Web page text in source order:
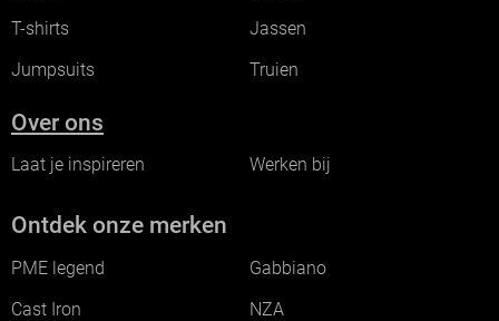
T-shirts
Jassen
Jumpsuits
Truien
Over ons
Laat je inspireren Werken bij
Ontdek onze merken
PME legend
Gabbiano
Cast Iron
NZA